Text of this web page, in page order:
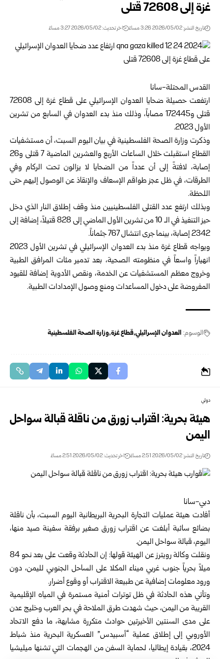
غزة إلى 72608 قتلى
تاريخ النشر: 2026/05/02 3:26 مساءً اخر تحديث: 2026/05/02 3:27 مساءً
القدس المحتلة-سانا
ارتفعت حصيلة ضحايا العدوان الإسرائيلي على قطاع غزة إلى 72608
قتلى و172445 مصاباً، وذلك منذ بدء العدوان في السابع من تشرين
الأول 2023.
وذكرت وزارة الصحة الفلسطينيةفي بيان اليوم السبت، أن مستشفيات
القطاع استقبلت خلال الساعات الأربع والعشرين الماضية 7 قتلى و26
إصابة، لافتةً إلى أن عدداً من الضحايا لا يزالون تحت الركام وفي
الطرقات، في ظل عجز طواقم الإسعاف والإنقاذ عن الوصول إليهم حتى
اللحظة.
وبذلك ارتفع عدد القتلى الفلسطينيين منذ وقف إطلاق النار الذي دخل
حيز التنفيذ في الـ 10 من تشرين الأول الماضي إلى 828 قتيلاً، إضافة إلى
2342 إصابة، بينما جرى انتشال 767 جثماناً.
ويواجه قطاع غزة منذ بدء العدوان الإسرائيلي في تشرين الأول 2023
انهياراً واسعاً في منظومته الصحية، بعد تدمير مئات المرافق الطبية
وخروج معظم المستشفيات عن الخدمة، ونقص الأدوية إضافة للقيود
المفروضة على دخول المساعدات ومنع وصول الإمدادات الطبية.
الوسوم: العدوان الإسرائيلي قطاع غزة وزارة الصحة الفلسطينية
دولي
هيئة بحرية: اقتراب زورق من ناقلة قبالة سواحل
اليمن
تاريخ النشر: 2026/05/02 2:51 مساءً اخر تحديث: 2026/05/02 2:51 مساءً
دبي-سانا
أفادت هيئة عمليات التجارة البحرية البريطانية اليوم السبت، بأن ناقلة
بضائع سائبة أبلغت عن اقتراب زورق صغير برفقة سفينة صيد منها،
اليوم، قبالة سواحل اليمن.
ونقلت وكالة رويترز عن الهيئة قولها: إن الحادثة وقعت على بعد نحو 84
ميلاً بحرياً جنوب غربي ميناء المكلا على الساحل الجنوبي لليمن، دون
ورود معلومات إضافية عن طبيعة الاقتراب أو وقوع أضرار.
وتأتي هذه الحادثة في ظل توترات أمنية مستمرة في المياه الإقليمية
القريبة من اليمن، حيث شهدت طرق الملاحة في بحر العرب وخليج عدن
على مدى السنتين الأخيرتين حوادث متكررة مشابهة، ما دفع الاتحاد
الأوروبي إلى إطلاق عملية “أسبيدس” العسكرية البحرية منذ شباط
2024، بقيادة إيطاليا، لحماية السفن من الهجمات التي تشنها ميليشيا